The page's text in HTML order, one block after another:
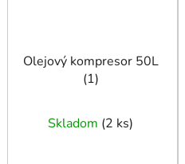
Olejový kompresor 50L
(1)
Skladom (2 ks)